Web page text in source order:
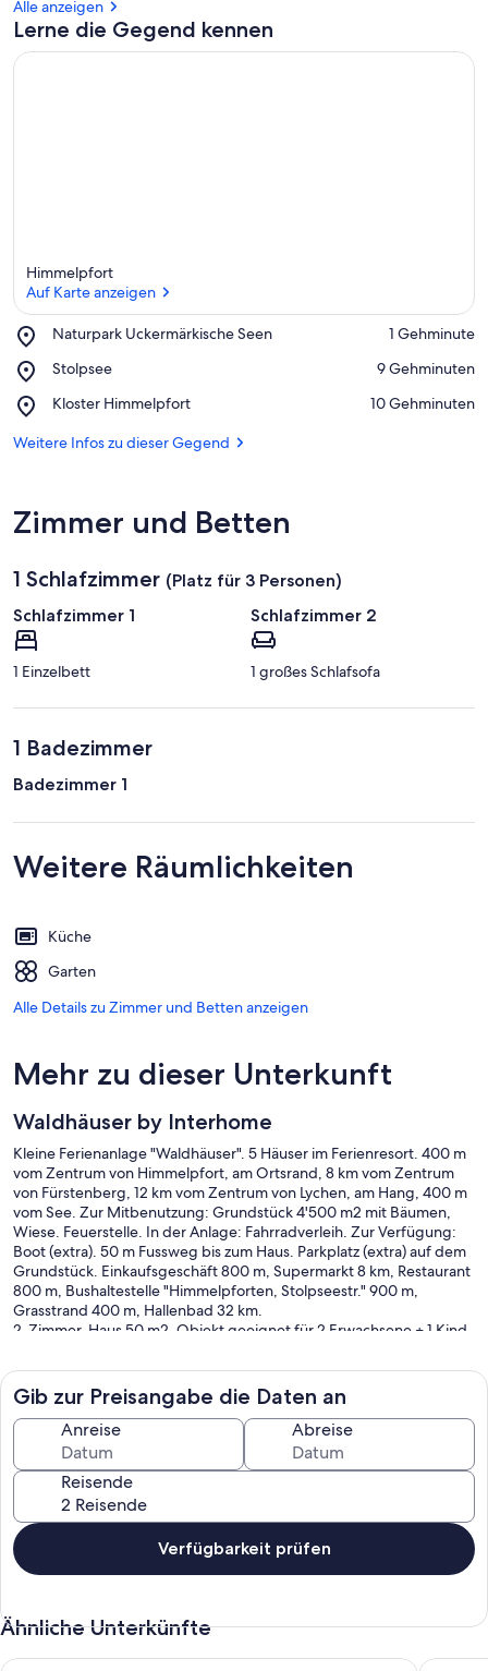
Alle anzeigen
Lerne die Gegend kennen
Himmelpfort
Auf Karte anzeigen
Naturpark Uckermärkische Seen
Place,
Uckermärkische
‪1 Gehminute‬
Stolpsee
Place,
‪9 Gehminuten‬
Kloster Himmelpfort
Place,
Himmelpfort
‪10 Gehminuten‬
Weitere Infos zu dieser Gegend
Zimmer und Betten
1 Schlafzimmer (Platz für 3 Personen)
Schlafzimmer 1
1 Einzelbett
Schlafzimmer 2
1 großes Schlafsofa
1 Badezimmer
Badezimmer 1
Weitere Räumlichkeiten
Küche
Garten
Alle Details zu Zimmer und Betten anzeigen
Mehr zu dieser Unterkunft
Waldhäuser by Interhome
Kleine Ferienanlage "Waldhäuser". 5 Häuser im Ferienresort. 400 m
vom Zentrum von Himmelpfort, am Ortsrand, 8 km vom Zentrum
von Fürstenberg, 12 km vom Zentrum von Lychen, am Hang, 400 m
vom See. Zur Mitbenutzung: Grundstück 4'500 m2 mit Bäumen,
Wiese. Feuerstelle. In der Anlage: Fahrradverleih. Zur Verfügung:
Boot (extra). 50 m Fussweg bis zum Haus. Parkplatz (extra) auf dem
Grundstück. Einkaufsgeschäft 800 m, Supermarkt 8 km, Restaurant
800 m, Bushaltestelle "Himmelpforten, Stolpseestr." 900 m,
Grasstrand 400 m, Hallenbad 32 km.
2-Zimmer-Haus 50 m2. Objekt geeignet für 2 Erwachsene + 1 Kind.
Schwedenofen, Sat-TV, Radio und CD. Ausgang zur Terrasse. 1
kleines Doppelzimmer. Offene Küche (4 Kochplatten, Backofen,
Geschirrspüler, Toaster, Wasserkocher, Mikrowelle, elektrische
Kaffeemaschine) mit Essecke. Dusche/WC. E-Heizung. Terrasse.
Terrassenmöbel. Zur Verfügung: Kinderhochstuhl, Babybett.
Internet (WLAN, gratis). Parkplatz (1 Auto). Bitte beachten:
Nichtraucher-Haus. Maximal 1 Haustier/Hund erlaubt. Rauchmelder.
Pro Haus steht 1 Parkplatz zur Verfügung, weitere Parkplätze gegen
Bezahlung.
Im Preis enthaltene Leistungen:
Kunden)
anpflanzen
Gib zur Preisangabe die Daten an
Anreise Abreise
Reisende
Verfügbarkeit prüfen
Ähnliche Unterkünfte